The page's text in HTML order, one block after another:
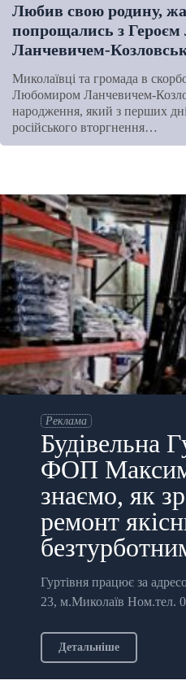
Любив свою родину,
попрощались з
Ланчевичем-
Миколаївці та громада в
Любомиром Ланчевичем-
народження, який з перших
російського вторгнення…
Реклама
Будівельна
ФОП
знаємо, як
ремонт
Гуртівня працює за
23, м.Миколаїв Ном.тел.
Детальніше